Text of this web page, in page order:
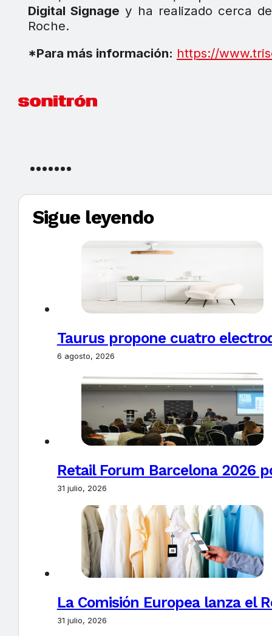
Digital Signage y ha realizado cerca
Roche.
*Para más información: https://
Sigue leyendo
Taurus propone cuatro
6 agosto, 2026
Retail Forum Barcelona 2026
31 julio, 2026
La Comisión Europea lanza el
31 julio, 2026